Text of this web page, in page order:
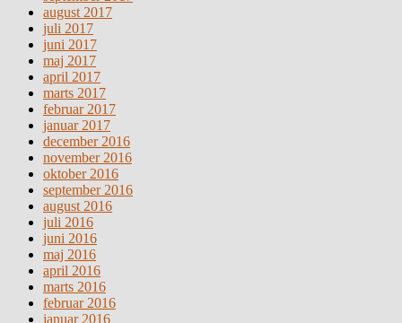
august 2017
juli 2017
juni 2017
maj 2017
april 2017
marts 2017
februar 2017
januar 2017
december 2016
november 2016
oktober 2016
september 2016
august 2016
juli 2016
juni 2016
maj 2016
april 2016
marts 2016
februar 2016
januar 2016